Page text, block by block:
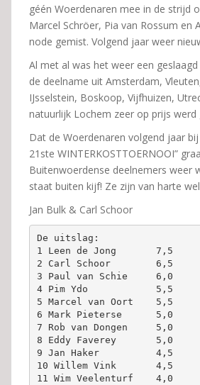
géén Woerdenaren mee in de strijd
Marcel Schröer, Pia van Rossum en
node gemist. Volgend jaar weer
Al met al was het weer een
de deelname uit Amsterdam,
IJsselstein, Boskoop, Vijfhuizen,
natuurlijk Lochem zeer op prijs werd
Dat de Woerdenaren volgend jaar bij
21ste WINTERKOSTTOERNOOI”
Buitenwoerdense deelnemers weer
staat buiten kijf! Ze zijn van harte
Jan Bulk & Carl Schoor
De uitslag:
1 Leen de Jong       7,5
2 Carl Schoor        6,5
3 Paul van Schie     6,0
4 Pim Ydo            5,5
5 Marcel van Oort    5,5
6 Mark Pieterse      5,0
7 Rob van Dongen     5,0
8 Eddy Faverey       5,0
9 Jan Haker          4,5
10 Willem Vink       4,5
11 Wim Veelenturf    4,0